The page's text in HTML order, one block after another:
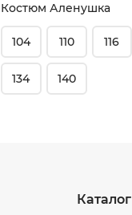
Костюм Аленушка
104 110 116
134 140
Каталог